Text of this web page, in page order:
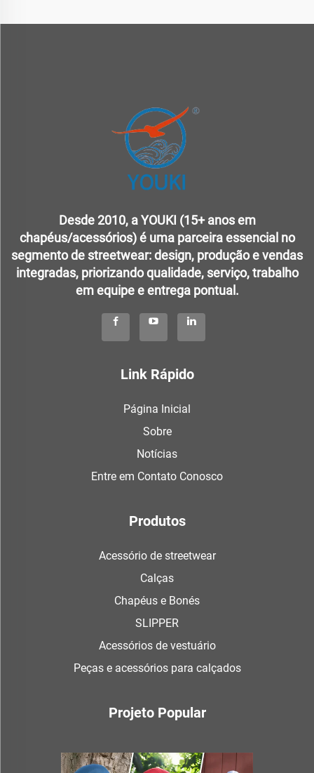
Desde 2010, a YOUKI (15+ anos em
chapéus/acessórios) é uma parceira essencial no
segmento de streetwear: design, produção e vendas
integradas, priorizando qualidade, serviço, trabalho
em equipe e entrega pontual.
Link Rápido
Página Inicial
Sobre
Notícias
Entre em Contato Conosco
Produtos
Acessório de streetwear
Calças
Chapéus e Bonés
SLIPPER
Acessórios de vestuário
Peças e acessórios para calçados
Projeto Popular